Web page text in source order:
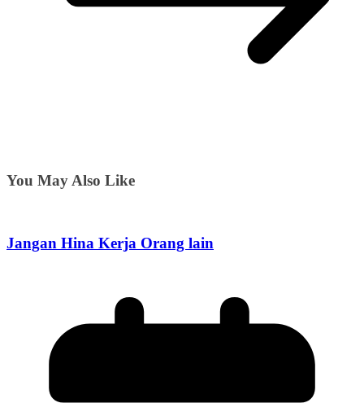
You May Also Like
Jangan Hina Kerja Orang lain